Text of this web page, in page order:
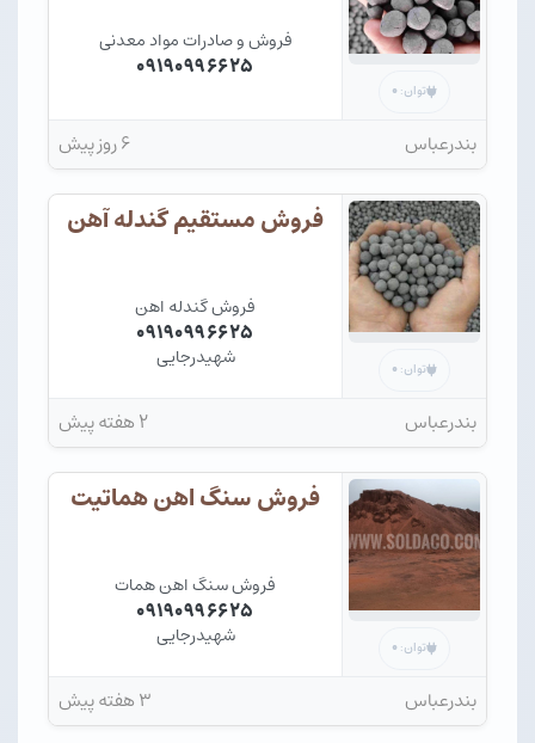
توان: ۰
فروش و صادرات مواد معدنی
۰۹۱۹۰۹۹۶۶۲۵
بندرعباس ۶ روز پیش
توان: ۰
فروش مستقیم گندله آهن
فروش گندله اهن
۰۹۱۹۰۹۹۶۶۲۵
شهیدرجایی
بندرعباس ۲ هفته پیش
توان: ۰
فروش سنگ اهن هماتیت
فروش سنگ اهن همات
۰۹۱۹۰۹۹۶۶۲۵
شهیدرجایی
بندرعباس ۳ هفته پیش